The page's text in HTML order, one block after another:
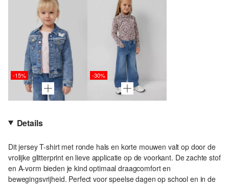
-15% -30%
Details
Dit jersey T-shirt met ronde hals en korte mouwen valt op door de
vrolijke glitterprint en lieve applicatie op de voorkant. De zachte stof
en A-vorm bieden je kind optimaal draagcomfort en
bewegingsvrijheid. Perfect voor speelse dagen op school en in de